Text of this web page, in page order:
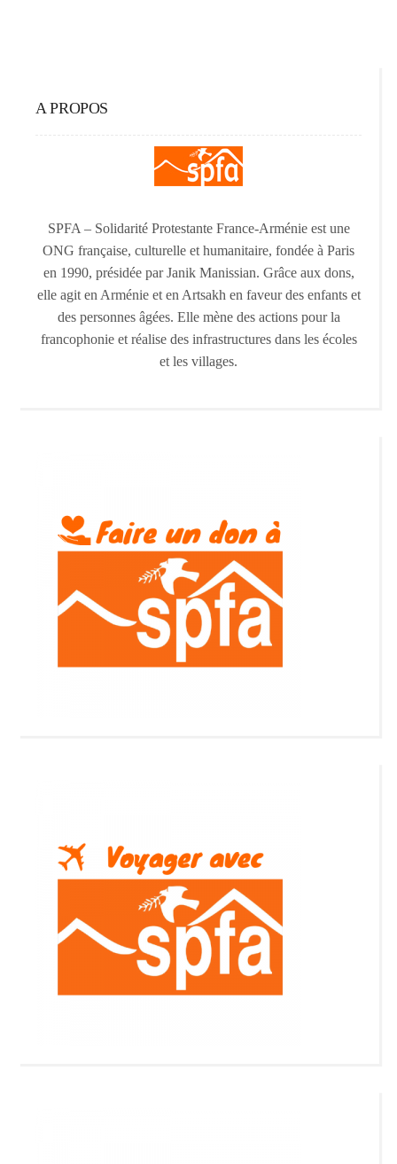
A PROPOS
SPFA – Solidarité Protestante France-Arménie est une
ONG française, culturelle et humanitaire, fondée à Paris
en 1990, présidée par Janik Manissian. Grâce aux dons,
elle agit en Arménie et en Artsakh en faveur des enfants et
des personnes âgées. Elle mène des actions pour la
francophonie et réalise des infrastructures dans les écoles
et les villages.